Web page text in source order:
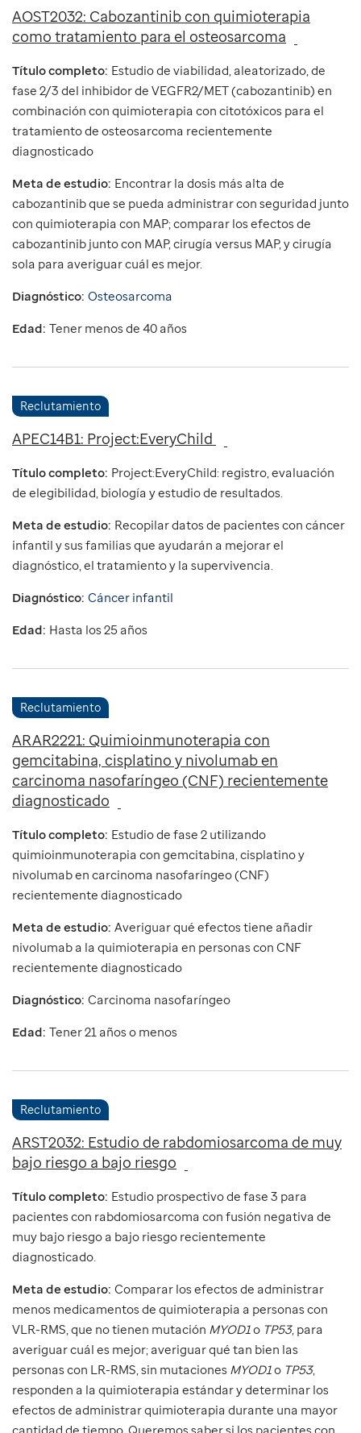
AOST2032: Cabozantinib con quimioterapia
como tratamiento para el osteosarcoma
Título completo: Estudio de viabilidad, aleatorizado, de
fase 2/3 del inhibidor de VEGFR2/MET (cabozantinib) en
combinación con quimioterapia con citotóxicos para el
tratamiento de osteosarcoma recientemente
diagnosticado
Meta de estudio: Encontrar la dosis más alta de
cabozantinib que se pueda administrar con seguridad junto
con quimioterapia con MAP; comparar los efectos de
cabozantinib junto con MAP, cirugía versus MAP, y cirugía
sola para averiguar cuál es mejor.
Diagnóstico: Osteosarcoma
Edad: Tener menos de 40 años
Reclutamiento
APEC14B1: Project:EveryChild
Título completo: Project:EveryChild: registro, evaluación
de elegibilidad, biología y estudio de resultados.
Meta de estudio: Recopilar datos de pacientes con cáncer
infantil y sus familias que ayudarán a mejorar el
diagnóstico, el tratamiento y la supervivencia.
Diagnóstico: Cáncer infantil
Edad: Hasta los 25 años
Reclutamiento
ARAR2221: Quimioinmunoterapia con
gemcitabina, cisplatino y nivolumab en
carcinoma nasofaríngeo (CNF) recientemente
diagnosticado
Título completo: Estudio de fase 2 utilizando
quimioinmunoterapia con gemcitabina, cisplatino y
nivolumab en carcinoma nasofaríngeo (CNF)
recientemente diagnosticado
Meta de estudio: Averiguar qué efectos tiene añadir
nivolumab a la quimioterapia en personas con CNF
recientemente diagnosticado
Diagnóstico: Carcinoma nasofaríngeo
Edad: Tener 21 años o menos
Reclutamiento
ARST2032: Estudio de rabdomiosarcoma de muy
bajo riesgo a bajo riesgo
Título completo: Estudio prospectivo de fase 3 para
pacientes con rabdomiosarcoma con fusión negativa de
muy bajo riesgo a bajo riesgo recientemente
diagnosticado.
Meta de estudio: Comparar los efectos de administrar
menos medicamentos de quimioterapia a personas con
VLR-RMS, que no tienen mutación MYOD1o TP53, para
averiguar cuál es mejor; averiguar qué tan bien las
personas con LR-RMS, sin mutaciones MYOD1o TP53,
responden a la quimioterapia estándar y determinar los
efectos de administrar quimioterapia durante una mayor
cantidad de tiempo. Queremos saber si los pacientes con